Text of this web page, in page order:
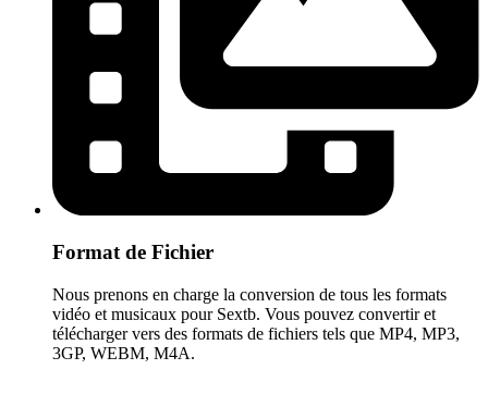
Format de Fichier
Nous prenons en charge la conversion de tous les formats
vidéo et musicaux pour Sextb. Vous pouvez convertir et
télécharger vers des formats de fichiers tels que MP4, MP3,
3GP, WEBM, M4A.